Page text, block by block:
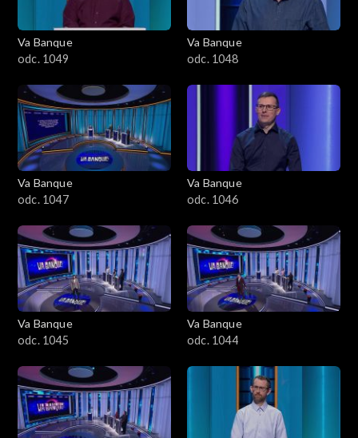
Va Banque
odc. 1049
Va Banque
odc. 1048
Va Banque
odc. 1047
Va Banque
odc. 1046
Va Banque
odc. 1045
Va Banque
odc. 1044